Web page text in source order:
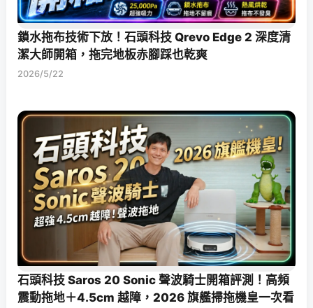
鎖水拖布技術下放！石頭科技 Qrevo Edge 2 深度清
潔大師開箱，拖完地板赤腳踩也乾爽
2026/5/22
石頭科技 Saros 20 Sonic 聲波騎士開箱評測！高頻
震動拖地＋4.5cm 越障，2026 旗艦掃拖機皇一次看